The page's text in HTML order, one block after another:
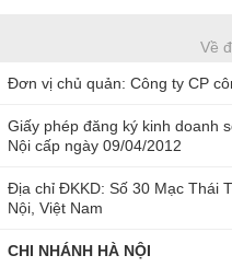
ACA (True RMS): 60.00
dgt.
ACA (sử dụng với kìm
đến 1000 A
DCA: 0.0mA - 10.00A
Tích hợp True RMS cho
Về
Đơn vị chủ quản: Công ty CP
Giấy phép đăng ký kinh doanh
Nội cấp ngày 09/04/2012
Địa chỉ ĐKKD: Số 30 Mạc Thái
Nội, Việt Nam
CHI NHÁNH HÀ NỘI